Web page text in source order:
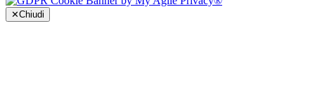
✕Chiudi